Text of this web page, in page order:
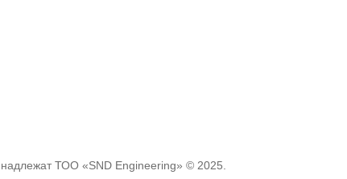
ТОО «SND Engineering» © 2025.